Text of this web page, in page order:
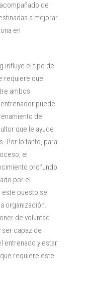
de
a mejorar
en
influye el tipo de
requiere que
ambos
puede
de
que le ayude
Por lo tanto, para
el
profundo
por el
este puesto se
organización.
de voluntad
ser capaz de
entrenado y estar
requiere este